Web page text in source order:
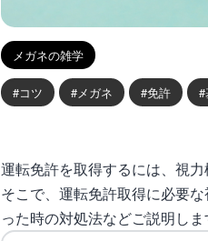
メガネの雑学
コツ メガネ 免許
運転免許を取得するには、視
そこで、運転免許取得に必要
った時の対処法などご説明し